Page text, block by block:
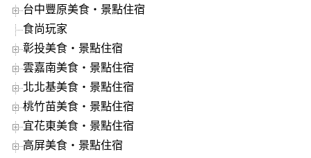
台中豐原美食‧景點住宿
食尚玩家
彰投美食‧景點住宿
雲嘉南美食‧景點住宿
北北基美食‧景點住宿
桃竹苗美食‧景點住宿
宜花東美食‧景點住宿
高屏美食‧景點住宿